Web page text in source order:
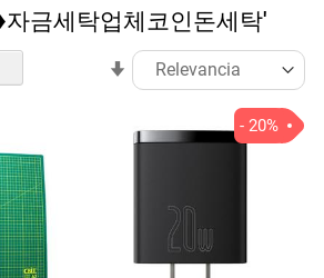
자금세탁업체코인돈세탁'
Ordenar
por
sentido
- 20%